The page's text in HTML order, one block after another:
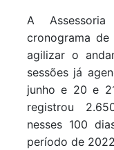
A
cronograma
agilizar o
sessões já
junho e 20 e
registrou
nesses 100
período de